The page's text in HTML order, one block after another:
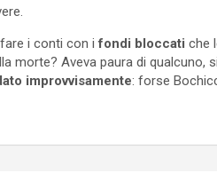
i conti con ifondi bloccati che
morte? Aveva paura di qualcuno,
improvvisamente: forse